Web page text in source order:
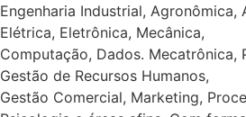
Engenharia Industrial, Agronômica,
Elétrica, Eletrônica, Mecânica,
Computação, Dados. Mecatrônica,
Gestão de Recursos Humanos,
Gestão Comercial, Marketing,